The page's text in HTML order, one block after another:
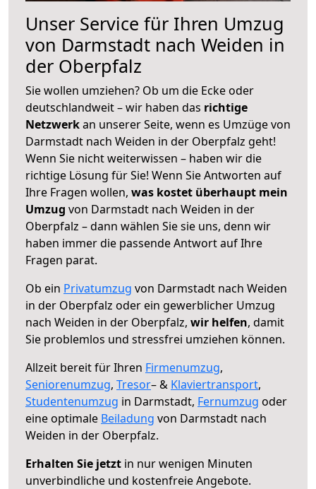
Unser Service für Ihren Umzug
von Darmstadt nach Weiden in
der Oberpfalz
Sie wollen umziehen? Ob um die Ecke oder
deutschlandweit – wir haben das richtige
Netzwerkan unserer Seite, wenn es Umzüge von
Darmstadt nach Weiden in der Oberpfalz geht!
Wenn Sie nicht weiterwissen – haben wir die
richtige Lösung für Sie! Wenn Sie Antworten auf
Ihre Fragen wollen, was kostet überhaupt mein
Umzug von Darmstadt nach Weiden in der
Oberpfalz – dann wählen Sie sie uns, denn wir
haben immer die passende Antwort auf Ihre
Fragen parat.
Ob ein Privatumzug von Darmstadt nach Weiden
in der Oberpfalz oder ein gewerblicher Umzug
nach Weiden in der Oberpfalz, wir helfen, damit
Sie problemlos und stressfrei umziehen können.
Allzeit bereit für Ihren Firmenumzug,
Seniorenumzug, Tresor– & Klaviertransport,
Studentenumzug in Darmstadt, Fernumzug oder
eine optimale Beiladung von Darmstadt nach
Weiden in der Oberpfalz.
Erhalten Sie jetzt in nur wenigen Minuten
unverbindliche und kostenfreie Angebote.